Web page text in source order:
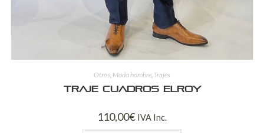
Otros Moda hombre Trajes
Traje cuadros Elroy
110,00€ IVA Inc.